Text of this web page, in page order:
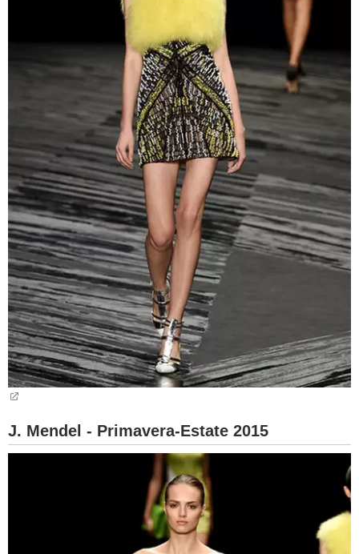
J. Mendel - Primavera-Estate 2015